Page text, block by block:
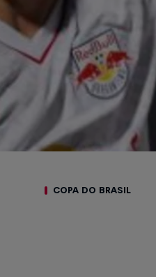
COPA DO BRASIL